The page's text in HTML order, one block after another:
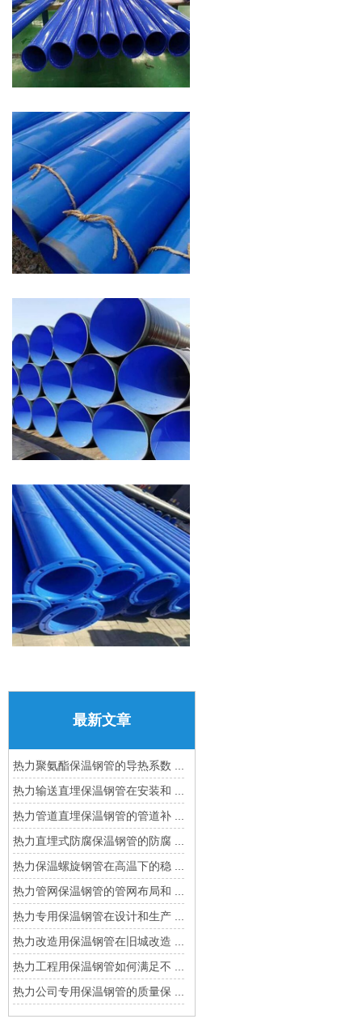
最新文章
热力聚氨酯保温钢管的导热系数 ...
热力输送直埋保温钢管在安装和 ...
热力管道直埋保温钢管的管道补 ...
热力直埋式防腐保温钢管的防腐 ...
热力保温螺旋钢管在高温下的稳 ...
热力管网保温钢管的管网布局和 ...
热力专用保温钢管在设计和生产 ...
热力改造用保温钢管在旧城改造 ...
热力工程用保温钢管如何满足不 ...
热力公司专用保温钢管的质量保 ...